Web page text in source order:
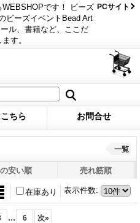
です！ ビーズ
ビーズイベントBead Art
ル、書籍など、ここだ
す。
PCサイト
ちら お問合せ
一覧
安い順 売れ筋順
表示件数:
在庫あり
... 6 次»